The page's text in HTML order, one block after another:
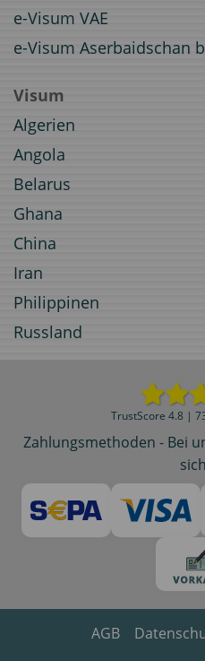
e-Visum VAE
e-Visum Aserbaidschan
Visum
Algerien
Angola
Belarus
Ghana
China
Iran
Philippinen
Russland
TrustScore 4.8 |
Zahlungsmethoden - Bei
AGB